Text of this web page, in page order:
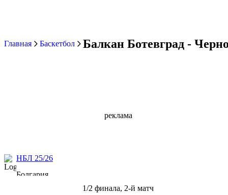
Главная Баскетбол Балкан Ботевград -
реклама
НБЛ 25/26
Болгария
1/2 финала, 2-й матч